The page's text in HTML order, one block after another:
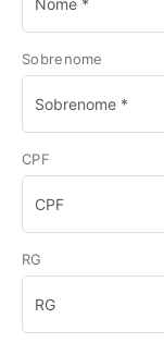
Sobrenome
CPF
RG